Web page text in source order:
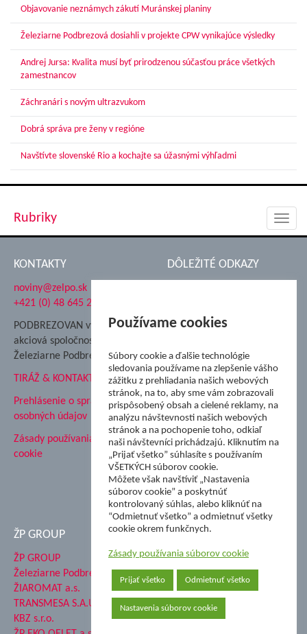
Objavovanie neznámych zákutí Muránskej planiny
Železiarne Podbrezová dosiahli v projekte CPW vynikajúce výsledky
Andrej Jursa: Kvalita musí byť prirodzenou súčasťou práce všetkých
zamestnancov
Záchranári s novým ultrazvukom
Dobrá správa pre ženy v regióne
Navštívte slovenské Rio a kochajte sa úžasnými výhľadmi
Rubriky
KONTAKTY
noviny@zelpo.sk
+421 (0) 48 645 2711
PODBREZOVAN vydáva
akciová spoločnosť
Železiarne Podbrezová
TIRÁŽ & KONTAKT
Prehlásenie o spracovaní
osobných údajov
Zásady používania súborov
cookie
DÔLEŽITÉ ODKAZY
Nadácia Železiarne
ŽP Informatika s.r.o.
ŠK Železiarne Podbrezová
Tále a.s.
ŽP GROUP
ŽP GROUP
Železiarne Podbrezová a.s.
ŽIAROMAT a.s.
TRANSMESA S.A.U.
KBZ s.r.o.
Používame cookies
Súbory cookie a ďalšie technológie
sledovania používame na zlepšenie vášho
zážitku z prehliadania našich webových
stránok, na to, aby sme vám zobrazovali
prispôsobený obsah a cielené reklamy, na
analýzu návštevnosti našich webových
stránok a na pochopenie toho, odkiaľ
naši návštevníci prichádzajú. Kliknutím na
„Prijať všetko” súhlasíte s používaním
VŠETKÝCH súborov cookie.
Môžete však navštíviť „Nastavenia
súborov cookie” a poskytnúť
kontrolovaný súhlas, alebo kliknúť na
“Odmietnuť všetko” a odmietnuť všetky
cookie okrem funkčnych.
Zásady používania súborov cookie
Prijať všetko Odmietnuť všetko
Nastavenia súborov cookie